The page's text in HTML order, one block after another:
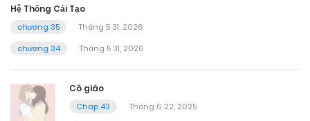
Hệ Thống Cải Tạo
chương 35
Tháng 5 31, 2026
chương 34
Tháng 5 31, 2026
Cô giáo
Chap 43
Tháng 6 22, 2025